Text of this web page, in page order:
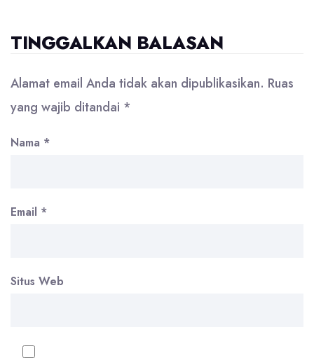
TINGGALKAN BALASAN
Alamat email Anda tidak akan dipublikasikan. Ruas
yang wajib ditandai *
Nama *
Email *
Situs Web